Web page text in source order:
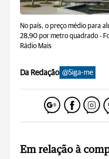
No país, o preço médio para
28,90 por metro quadrado -
Rádio Mais
Da Redação @Siga-me
Em relação à